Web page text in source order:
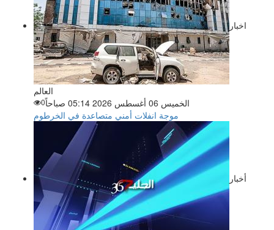
اخبار
العالم
الخميس 06 أغسطس 2026 05:14 صباحاً
0
موجة انفلات أمني متصاعدة في الخرطوم
أخبار